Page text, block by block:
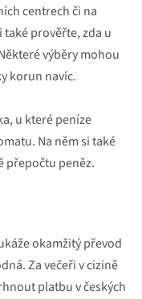
centrech či na
prověřte, zda u
výběry mohou
korun navíc.
u které peníze
Na něm si také
přepočtu peněz.
okamžitý převod
Za večeři v cizině
platbu v českých